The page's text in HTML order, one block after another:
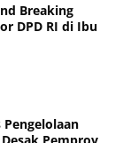
Breaking
DPD RI di Ibu
Pengelolaan